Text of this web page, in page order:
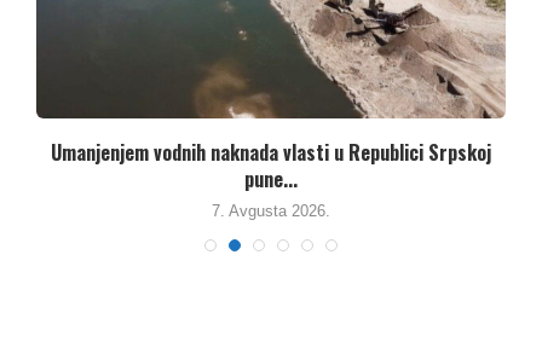
Umanjenjem vodnih naknada vlasti u Republici Srpskoj
pune...
7. Avgusta 2026.